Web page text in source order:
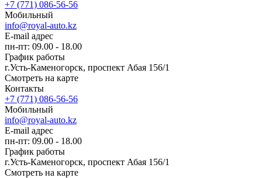
+7 (771) 086-56-56
Мобильный
info@royal-auto.kz
E-mail адрес
пн-пт: 09.00 - 18.00
График работы
г.Усть-Каменогорск, проспект Абая 156/1
Смотреть на карте
Контакты
+7 (771) 086-56-56
Мобильный
info@royal-auto.kz
E-mail адрес
пн-пт: 09.00 - 18.00
График работы
г.Усть-Каменогорск, проспект Абая 156/1
Смотреть на карте